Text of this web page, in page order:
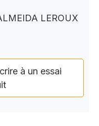
LEROUX
à un essai